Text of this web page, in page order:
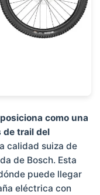
como una
de trail del
calidad suiza de
de Bosch. Esta
puede llegar
eléctrica con